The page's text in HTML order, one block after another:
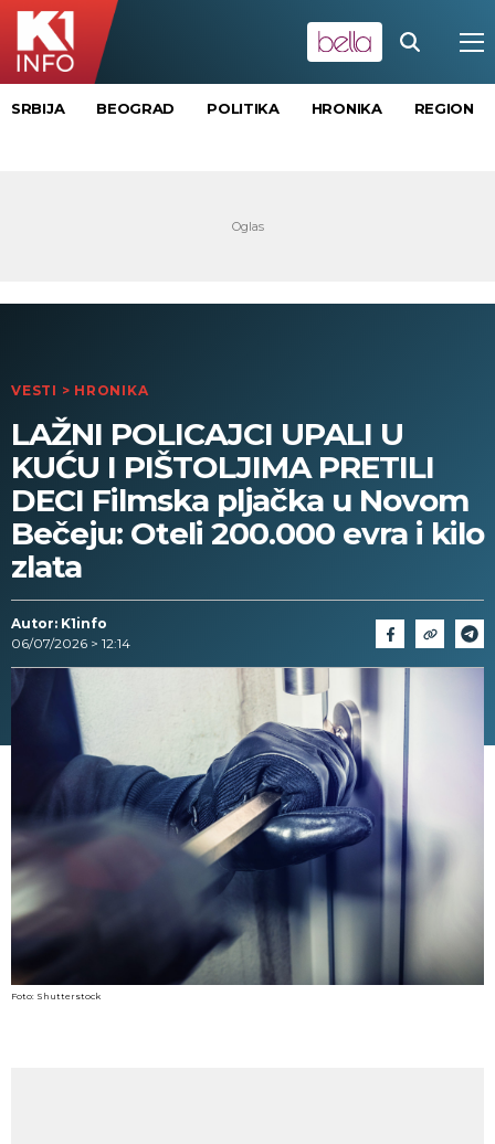
SRBIJA BEOGRAD POLITIKA HRONIKA REGION
VESTI > HRONIKA
LAŽNI POLICAJCI UPALI U
KUĆU I PIŠTOLJIMA PRETILI
DECI Filmska pljačka u Novom
Bečeju: Oteli 200.000 evra i kilo
zlata
Autor: K1info
06/07/2026 > 12:14
Foto: Shutterstock